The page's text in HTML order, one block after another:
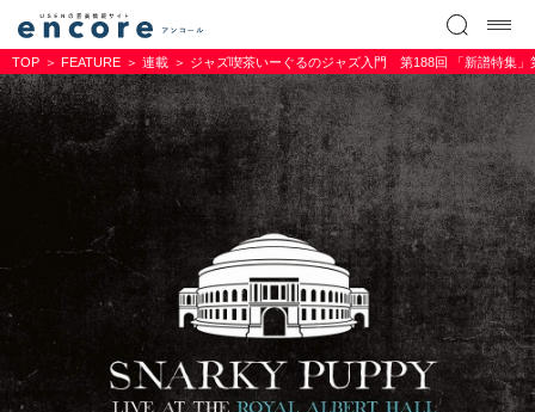
TOP FEATURE 連載 ジャズ喫茶いーぐるのジャズ入門 第188回 「新譜特集」